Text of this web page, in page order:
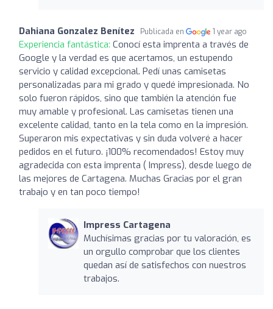
Dahiana Gonzalez Benítez Publicada en 1 year ago
Experiencia fantástica: Conocí esta imprenta a través de
Google y la verdad es que acertamos, un estupendo
servicio y calidad excepcional. Pedí unas camisetas
personalizadas para mi grado y quedé impresionada. No
solo fueron rápidos, sino que también la atención fue
muy amable y profesional. Las camisetas tienen una
excelente calidad, tanto en la tela como en la impresión.
Superaron mis expectativas y sin duda volveré a hacer
pedidos en el futuro. ¡100% recomendados! Estoy muy
agradecida con esta imprenta ( Impress), desde luego de
las mejores de Cartagena. Muchas Gracias por el gran
trabajo y en tan poco tiempo!
Impress Cartagena
Muchísimas gracias por tu valoración, es
un orgullo comprobar que los clientes
quedan así de satisfechos con nuestros
trabajos.